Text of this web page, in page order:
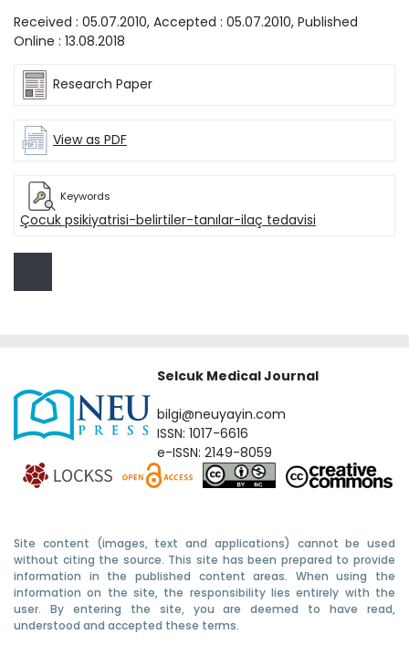
Received : 05.07.2010, Accepted : 05.07.2010, Published
Online : 13.08.2018
Research Paper
View as PDF
Keywords
Çocuk psikiyatrisi-belirtiler-tanılar-ilaç tedavisi
Selcuk Medical Journal
bilgi@neuyayin.com
ISSN: 1017-6616
e-ISSN: 2149-8059
Site content (images, text and applications) cannot be used
without citing the source. This site has been prepared to provide
information in the published content areas. When using the
information on the site, the responsibility lies entirely with the
user. By entering the site, you are deemed to have read,
understood and accepted these terms.